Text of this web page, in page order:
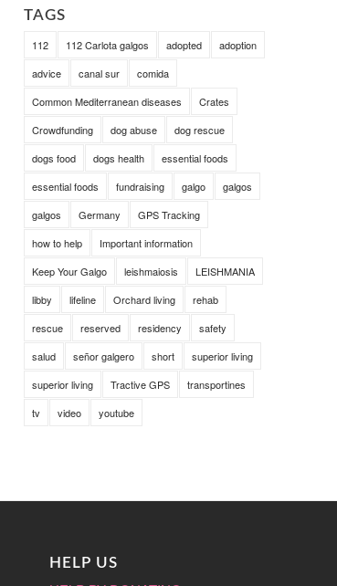
TAGS
112
112 Carlota galgos adopted
adoption
advice
canal sur
comida
Common Mediterranean diseases
Crates
Crowdfunding
dog abuse
dog rescue
dogs food
dogs health
essential foods
essential foods
fundraising galgo
galgos
galgos
Germany
GPS Tracking
how to help
Important information
Keep Your Galgo
leishmaiosis
LEISHMANIA
libby
lifeline Orchard living
rehab
rescue
reserved residency
safety
salud
señor galgero short
superior living
superior living
Tractive GPS
transportines
tv
video youtube
HELP US